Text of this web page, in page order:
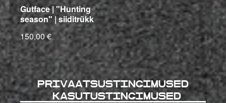
Gutface | "Hunting
season" | siiditrükk
150,00 €
Privaatsustingimused
kasutustingimused